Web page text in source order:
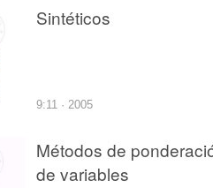
Sintéticos
9:11 · 2005
Métodos de
de variables